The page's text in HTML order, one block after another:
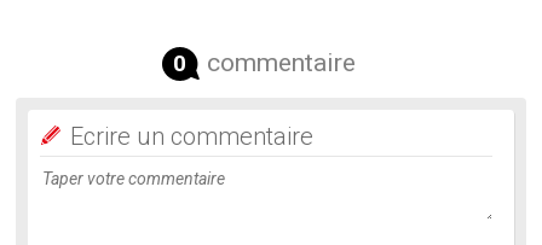
0 commentaire
Ecrire un commentaire